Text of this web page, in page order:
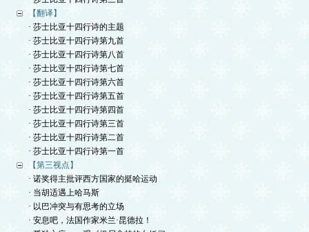
【翻译】
· 莎士比亚十四行诗的主题
· 莎士比亚十四行诗第九首
· 莎士比亚十四行诗第八首
· 莎士比亚十四行诗第七首
· 莎士比亚十四行诗第六首
· 莎士比亚十四行诗第五首
· 莎士比亚十四行诗第四首
· 莎士比亚十四行诗第三首
· 莎士比亚十四行诗第二首
· 莎士比亚十四行诗第一首
【第三视点】
· 诺奖得主批评西方国家的挺哈运动
· 当胡适遇上哈马斯
· 以巴冲突与有思考的立场
· 安息吧，法国作家米兰·昆德拉！